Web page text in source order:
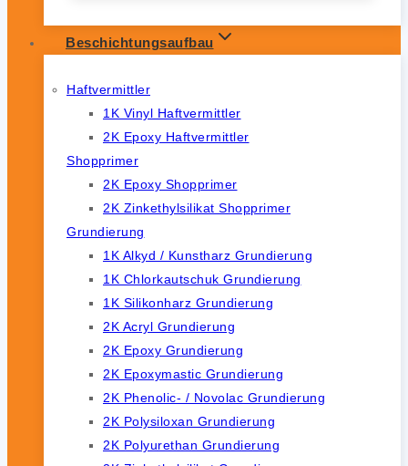
Beschichtungsaufbau
Haftvermittler
1K Vinyl Haftvermittler
2K Epoxy Haftvermittler
Shopprimer
2K Epoxy Shopprimer
2K Zinkethylsilikat Shopprimer
Grundierung
1K Alkyd / Kunstharz Grundierung
1K Chlorkautschuk Grundierung
1K Silikonharz Grundierung
2K Acryl Grundierung
2K Epoxy Grundierung
2K Epoxymastic Grundierung
2K Phenolic- / Novolac Grundierung
2K Polysiloxan Grundierung
2K Polyurethan Grundierung